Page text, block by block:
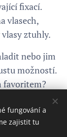
fixací.
vlasech,
ztuhly.
nebo jim
možností.
favoritem?
fungování a
zajistit tu